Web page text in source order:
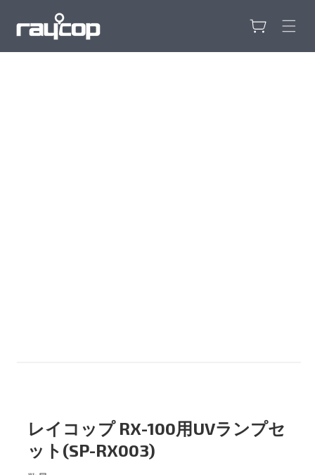
コンテンツ
ー
レイコップ RX-100用UVランプセ
ット(SP-RX003)